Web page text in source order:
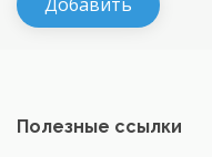
Полезные ссылки